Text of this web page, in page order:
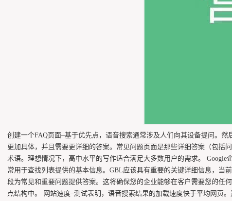
创建一个FAQ页面–基于优先点，语音搜索通常涉及人们向其设备提问。
更加具体，并且需要更详细的答案。常见问题页面是那些详细答案（包括
术语。理想情况下，高中水平的写作适合满足大多数用户的需求。
常用于查找列表提供的基本信息。GBL应该具有重要的关键详细信息，当
段为常见和重要问题提供答案。这将确保您的企业能够在客户需要您的任
点结构中。 网站速度–测试表明，语音搜索结果的加载速度快于平均网页